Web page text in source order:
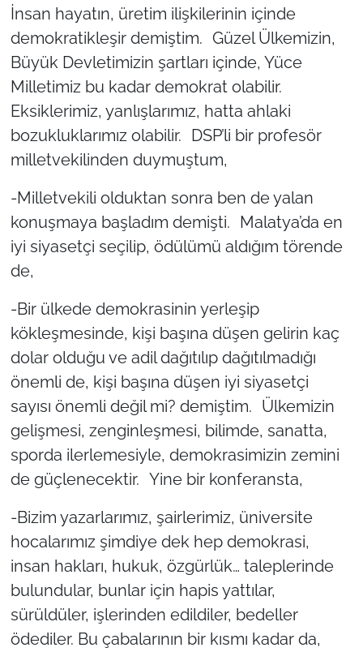
İnsan hayatın, üretim ilişkilerinin içinde
demokratikleşir demiştim. Güzel Ülkemizin,
Büyük Devletimizin şartları içinde, Yüce
Milletimiz bu kadar demokrat olabilir.
Eksiklerimiz, yanlışlarımız, hatta ahlaki
bozukluklarımız olabilir. DSP’li bir profesör
milletvekilinden duymuştum,
-Milletvekili olduktan sonra ben de yalan
konuşmaya başladım demişti. Malatya’da en
iyi siyasetçi seçilip, ödülümü aldığım törende
de,
-Bir ülkede demokrasinin yerleşip
kökleşmesinde, kişi başına düşen gelirin kaç
dolar olduğu ve adil dağıtılıp dağıtılmadığı
önemli de, kişi başına düşen iyi siyasetçi
sayısı önemli değil mi? demiştim. Ülkemizin
gelişmesi, zenginleşmesi, bilimde, sanatta,
sporda ilerlemesiyle, demokrasimizin zemini
de güçlenecektir. Yine bir konferansta,
-Bizim yazarlarımız, şairlerimiz, üniversite
hocalarımız şimdiye dek hep demokrasi,
insan hakları, hukuk, özgürlük… taleplerinde
bulundular, bunlar için hapis yattılar,
sürüldüler, işlerinden edildiler, bedeller
ödediler. Bu çabalarının bir kısmı kadar da,